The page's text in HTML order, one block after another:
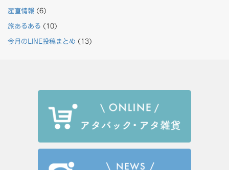
産直情報 (6)
旅あるある (10)
今月のLINE投稿まとめ (13)